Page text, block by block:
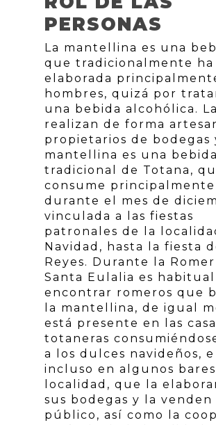
PERSONAS
La mantellina es una
que tradicionalmente ha
elaborada
hombres, quizá por
una bebida alcohólica. La
realizan de forma
propietarios de bodegas
mantellina es una bebida
tradicional de Totana,
consume principalmente
durante el mes de
vinculada a las fiestas
patronales de la
Navidad, hasta la fiesta
Reyes. Durante la
Santa Eulalia es habitual
encontrar romeros que
la mantellina, de igual
está presente en las
totaneras
a los dulces navideños, e
incluso en algunos
localidad, que la
sus bodegas y la venden
público, así como la